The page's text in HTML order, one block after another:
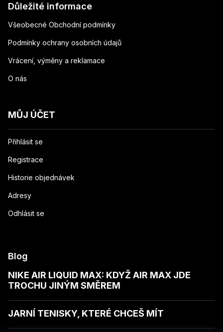
Důležité informace
Všeobecné Obchodní podmínky
Podmínky ochrany osobních údajů
Vrácení, výměny a reklamace
O nás
MŮJ ÚČET
Přihlásit se
Registrace
Historie objednávek
Adresy
Odhlásit se
Blog
NIKE AIR LIQUID MAX: KDYŽ AIR MAX JDE
TROCHU JINÝM SMĚREM
JARNÍ TENISKY, KTERÉ CHCEŠ MÍT